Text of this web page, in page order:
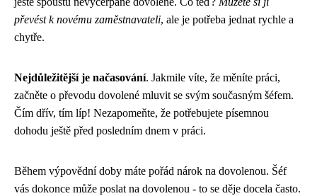
převést k novému zaměstnavateli, ale je potřeba jednat rychle a
chytře.
Nejdůležitější je načasování. Jakmile víte, že měníte práci,
začněte o převodu dovolené mluvit se svým současným šéfem.
Čím dřív, tím líp! Nezapomeňte, že potřebujete písemnou
dohodu ještě před posledním dnem v práci.
Během výpovědní doby máte pořád nárok na dovolenou. Šéf
vás dokonce může poslat na dovolenou - to se děje docela často.